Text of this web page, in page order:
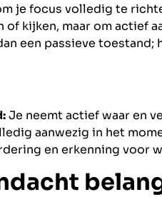
je focus volledig te
kijken, maar om actief
een passieve toestand;
Je neemt actief waar en
aanwezig in het
en erkenning voor